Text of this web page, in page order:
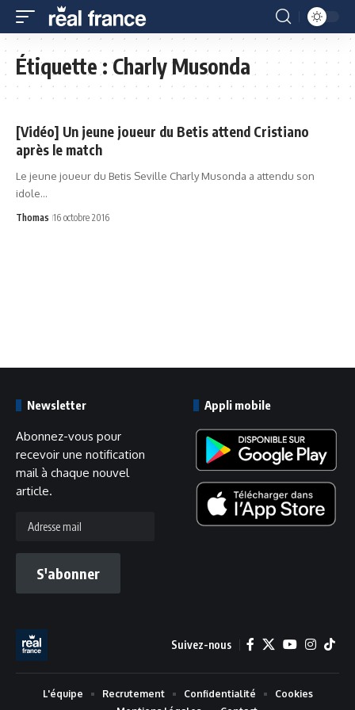
Étiquette :Charly Musonda
[Vidéo] Un jeune joueur du Betis attend Cristiano
après le match
Le jeune joueur du Betis Seville Charly Musonda a attendu son
idole…
Thomas 16 octobre 2016
Newsletter
Abonnez-vous pour
recevoir une notification
mail à chaque nouvel
article.
mail
S'abonner
Appli mobile
Suivez-nous
L'équipe Recrutement Confidentialité
Cookies